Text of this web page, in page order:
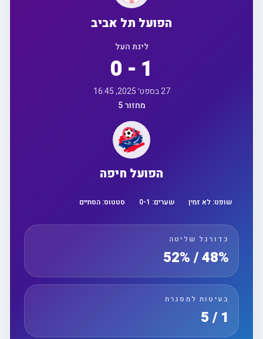
הפועל תל אביב
ליגת העל
0 - 1
27 בספט׳ 2025, 16:45
מחזור 5
הפועל חיפה
שופט:לא זמין שערים: 0 -1 סטטוס:הסתיים
כדורגל שליטה
48% / 52%
בעיטות למסגרת